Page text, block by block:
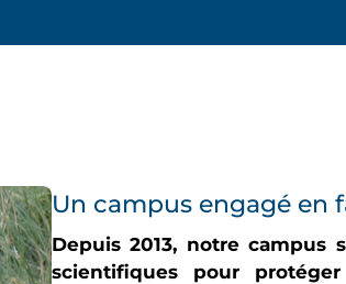
Un campus engagé en
Depuis 2013, notre campus
scientifiques pour